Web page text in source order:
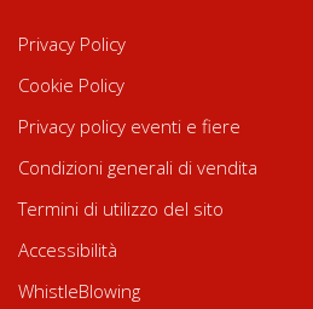
Privacy Policy
Cookie Policy
Privacy policy eventi e fiere
Condizioni generali di vendita
Termini di utilizzo del sito
Accessibilità
WhistleBlowing